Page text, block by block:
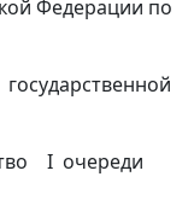
Федерации по
I очереди